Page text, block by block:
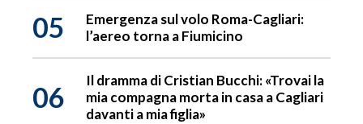
05
Emergenza sul volo Roma-Cagliari:
l’aereo torna a Fiumicino
06
Il dramma di Cristian Bucchi: «Trovai la
mia compagna morta in casa a Cagliari
davanti a mia figlia»